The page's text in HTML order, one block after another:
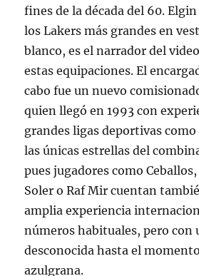
fines de la década del 60.
los Lakers más grandes en
blanco, es el narrador del
estas equipaciones. El
cabo fue un nuevo
quien llegó en 1993 con
grandes ligas deportivas como
las únicas estrellas del
pues jugadores como
Soler o Raf Mir cuentan
amplia experiencia
números habituales, pero con
desconocida hasta el
azulgrana.